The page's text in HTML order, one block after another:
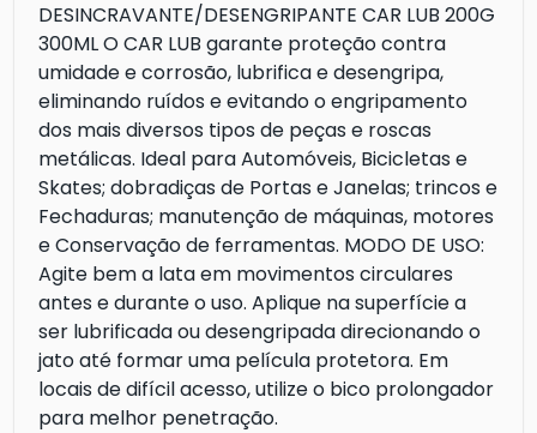
DESINCRAVANTE/DESENGRIPANTE CAR LUB 200G
300ML O CAR LUB garante proteção contra
umidade e corrosão, lubrifica e desengripa,
eliminando ruídos e evitando o engripamento
dos mais diversos tipos de peças e roscas
metálicas. Ideal para Automóveis, Bicicletas e
Skates; dobradiças de Portas e Janelas; trincos e
Fechaduras; manutenção de máquinas, motores
e Conservação de ferramentas. MODO DE USO:
Agite bem a lata em movimentos circulares
antes e durante o uso. Aplique na superfície a
ser lubrificada ou desengripada direcionando o
jato até formar uma película protetora. Em
locais de difícil acesso, utilize o bico prolongador
para melhor penetração.